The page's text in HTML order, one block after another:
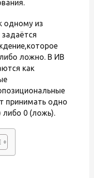
одному из
ложно. В ИВ
как
принимать одно
либо 0 (ложь).